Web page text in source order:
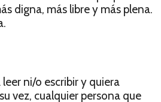
digna, más libre y más plena.
ni/o escribir y quiera
vez, cualquier persona que